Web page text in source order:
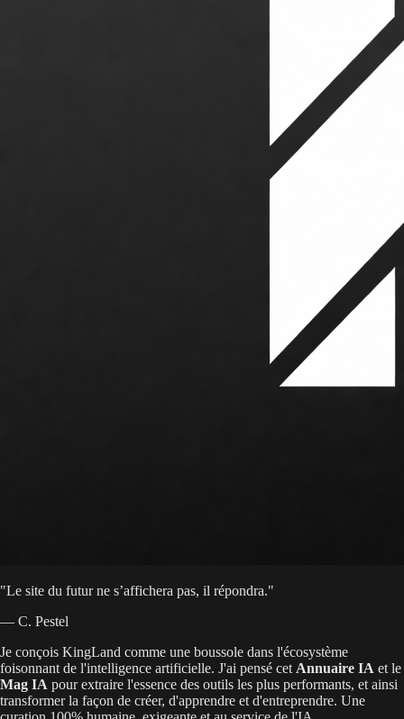
"Le site du futur ne s’affichera pas, il répondra."
— C. Pestel
Je conçois KingLand comme une boussole dans l'écosystème
foisonnant de l'intelligence artificielle. J'ai pensé cet Annuaire IA et le
Mag IA pour extraire l'essence des outils les plus performants, et ainsi
transformer la façon de créer, d'apprendre et d'entreprendre. Une